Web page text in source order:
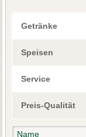
Getränke
Speisen
Service
Preis-Qualität